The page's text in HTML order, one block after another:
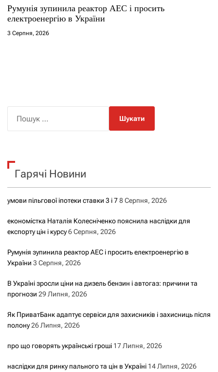
Румунія зупинила реактор АЕС і просить
електроенергію в України
3 Серпня, 2026
к
Гарячі Новини
умови пільгової іпотеки ставки 3 і 78 Серпня, 2026
економістка Наталія Колесніченко пояснила наслідки для
експорту цін і курсу6 Серпня, 2026
Румунія зупинила реактор АЕС і просить електроенергію в
України 3 Серпня, 2026
В Україні зросли ціни на дизель бензин і автогаз: причини та
прогнози 29 Липня, 2026
Як ПриватБанк адаптує сервіси для захисників і захисниць після
полону26 Липня, 2026
про що говорять українські гроші 17 Липня, 2026
наслідки для ринку пального та цін в Україні 14 Липня, 2026